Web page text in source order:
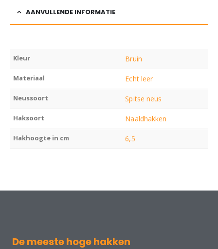
AANVULLENDE INFORMATIE
Kleur Bruin
Materiaal Echt leer
Neussoort Spitse neus
Haksoort Naaldhakken
Hakhoogte in cm 6,5
De meeste hoge hakken